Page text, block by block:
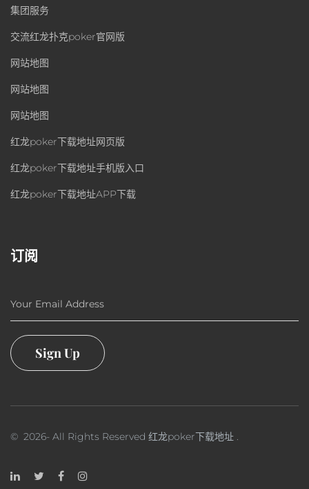
集团服务
交流红龙扑克poker官网版
网站地图
网站地图
网站地图
红龙poker下载地址网页版
红龙poker下载地址手机版入口
红龙poker下载地址APP下载
订阅
Your Email Address
Sign Up
© 2026- All Rights Reserved 红龙poker下载地址 .